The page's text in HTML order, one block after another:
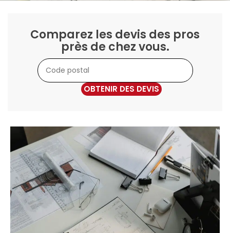
Comparez les devis des pros
près de chez vous.
OBTENIR DES DEVIS